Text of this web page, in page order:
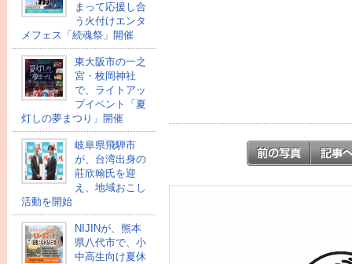
まって応援し合
う火付けエンタ
メフェス「続魂祭」開催
東大阪市の一之
宮・枚岡神社
で、ライトアッ
プイベント「夏
灯しの夢まつり」開催
岐阜県飛騨市
が、台湾出身の
莊欣翰氏を迎
え、地域おこし
活動を開始
NIJINが、熊本
県八代市で、小
中高生向け夏休